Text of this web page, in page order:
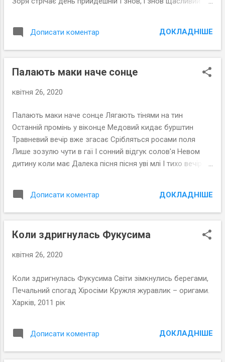
Дописати коментар ДОКЛАДНІШЕ
Палають маки наче сонце
квітня 26, 2020
Палають маки наче сонце Лягають тінями на тин
Останній промінь у віконце Медовий кидає бурштин
Травневий вечір вже згасає Срібляться росами поля
Лише зозулю чути в гаї І сонний відгук солов'я Невом
дитину коли має Далека пісня пісня уві млі І тихо вечір
Дописати коментар ДОКЛАДНІШЕ
Коли здригнулась Фукусима
квітня 26, 2020
Коли здригнулась Фукусима Світи зімкнулись берегами,
Печальний спогад Хіросіми Кружля журавлик – оригами.
Харків, 2011 рік
Дописати коментар ДОКЛАДНІШЕ